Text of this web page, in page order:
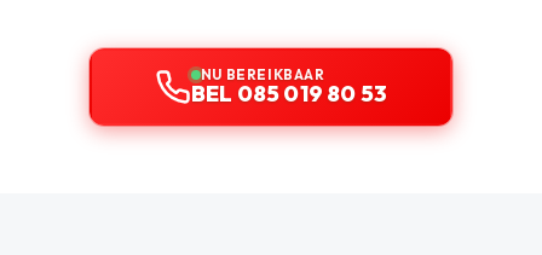
NU BEREIKBAAR
BEL 085 019 80 53